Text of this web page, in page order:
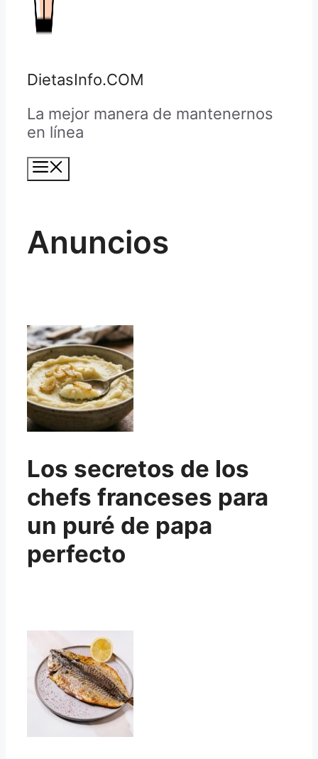
DietasInfo.COM
La mejor manera de mantenernos
en línea
Anuncios
Los secretos de los
chefs franceses para
un puré de papa
perfecto